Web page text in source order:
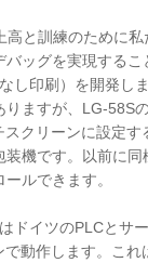
高と訓練のために
バッグを実現する
し印刷）を開発し
りますが、LG-58S
クリーンに設定
機です。以前に
ルできます。
ドイツのPLCとサ
動作します。これ